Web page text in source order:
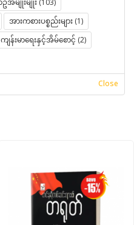
အမျိုးမျိုး (103)
အားကစားပစ္စည်းများ (1)
ကျန်းမာရေးနှင့်အိမ်စောင့် (2)
Close